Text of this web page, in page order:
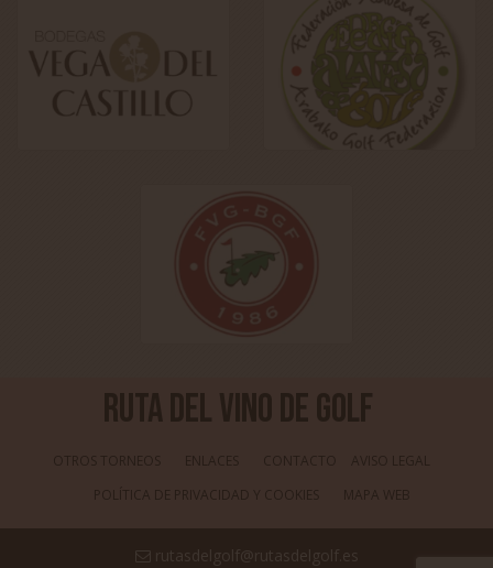
Ruta del Vino de Golf
OTROS TORNEOS ENLACES CONTACTO
AVISO LEGAL
POLÍTICA DE PRIVACIDAD Y COOKIES
MAPA WEB